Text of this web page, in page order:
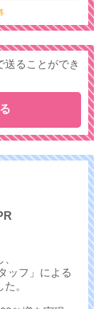
ることができ
ッフ」による
。